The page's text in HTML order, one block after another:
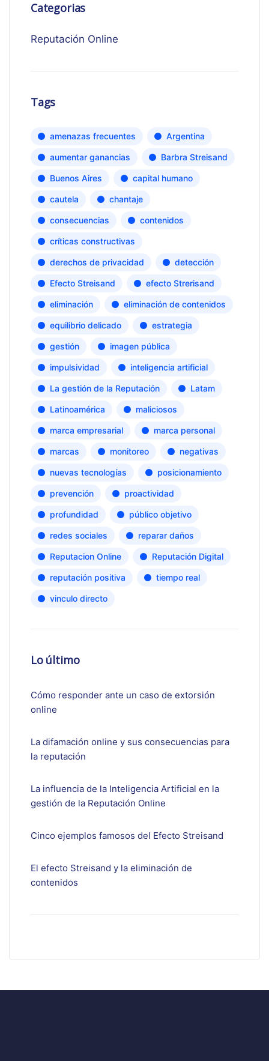
Categorias
Reputación Online
Tags
amenazas frecuentes Argentina
aumentar ganancias Barbra Streisand
Buenos Aires capital humano
cautela chantaje
consecuencias contenidos
críticas constructivas
derechos de privacidad detección
Efecto Streisand efecto Strerisand
eliminación eliminación de contenidos
equilibrio delicado estrategia
gestión imagen pública
impulsividad inteligencia artificial
La gestión de la Reputación Latam
Latinoamérica maliciosos
marca empresarial marca personal
marcas monitoreo negativas
nuevas tecnologías posicionamiento
prevención proactividad
profundidad público objetivo
redes sociales reparar daños
Reputacion Online Reputación Digital
reputación positiva tiempo real
vinculo directo
Lo último
Cómo responder ante un caso de extorsión
online
La difamación online y sus consecuencias para
la reputación
La influencia de la Inteligencia Artificial en la
gestión de la Reputación Online
Cinco ejemplos famosos del Efecto Streisand
El efecto Streisand y la eliminación de
contenidos